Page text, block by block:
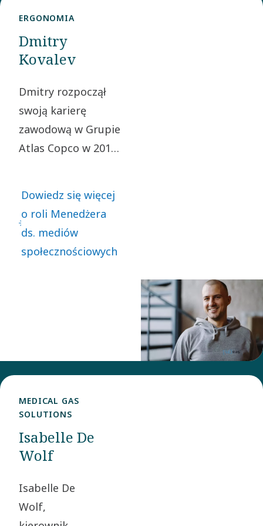
Inżynier
projektu,
pracując
rozwiązaniami
stosowanymi
w
produkcji
W 2015
roku
skoncentrował
się na
ERGONOMIA
Dmitry
Kovalev
Dmitry rozpoczął
swoją karierę
zawodową w Grupie
Atlas Copco w 2018
Manager dla dwóch
regionów
Obecnie pracuje
and Sustainability.
Dowiedz się więcej
o roli Menedżera
ds. mediów
społecznościowych
MEDICAL GAS
SOLUTIONS
Isabelle De
Wolf
Isabelle De
Wolf,